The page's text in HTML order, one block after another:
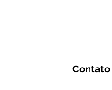
Contato